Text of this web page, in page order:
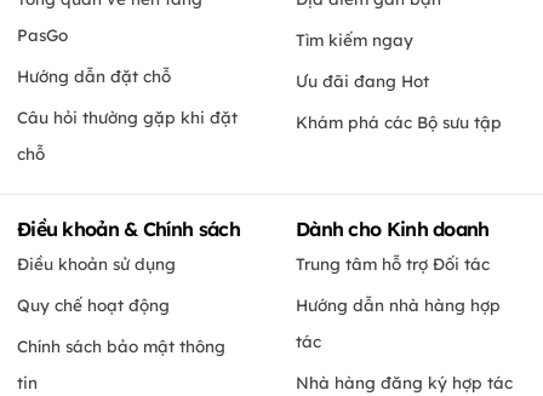
PasGo
Hướng dẫn đặt chỗ
Câu hỏi thường gặp khi đặt
chỗ
Tìm kiếm ngay
Ưu đãi đang Hot
Khám phá các Bộ sưu tập
Điều khoản & Chính sách
Điều khoản sử dụng
Quy chế hoạt động
Chính sách bảo mật thông
tin
Dành cho Kinh doanh
Trung tâm hỗ trợ Đối tác
Hướng dẫn nhà hàng hợp
tác
Nhà hàng đăng ký hợp tác